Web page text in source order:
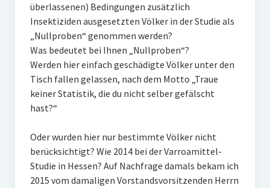
überlassenen) Bedingungen zusätzlich
Insektiziden ausgesetzten Völker in der Studie als
„Nullproben“ genommen werden?
Was bedeutet bei Ihnen „Nullproben“?
Werden hier einfach geschädigte Völker unter den
Tisch fallen gelassen, nach dem Motto „Traue
keiner Statistik, die du nicht selber gefälscht
hast?“
Oder wurden hier nur bestimmte Völker nicht
berücksichtigt? Wie 2014 bei der Varroamittel-
Studie in Hessen? Auf Nachfrage damals bekam ich
2015 vom damaligen Vorstandsvorsitzenden Herrn